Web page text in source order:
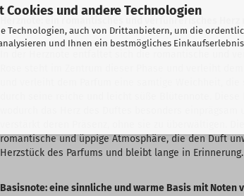
Cookies und andere Technologien
Technologien, auch von Drittanbietern, um die
und Ihnen ein bestmögliches
Herznote: ein romantisches und verführerisches
romantische und üppige Atmosphäre, die den Duft
Herzstück des Parfums und bleibt lange in Erinnerung.
Basisnote: eine sinnliche und warme Basis mit Noten